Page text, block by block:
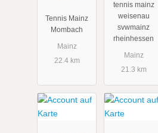
Tennis
Tennis Mainz
Mombach
Mainz
22.4 km
tennis mainz
weisenau
svwmainz
rheinhessen
Mainz
21.3 km